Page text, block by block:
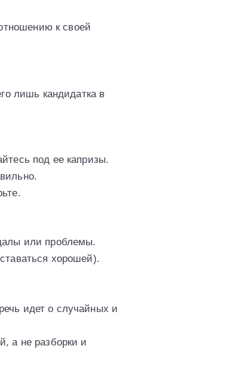
к своей
лишь кандидатка в
под ее капризы.
или проблемы.
хорошей).
идет о случайных и
а не разборки и